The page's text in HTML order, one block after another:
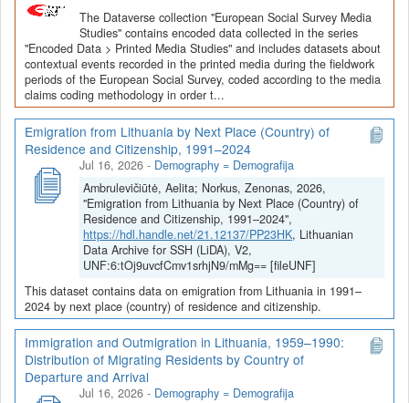
The Dataverse collection "European Social Survey Media
Studies" contains encoded data collected in the series
"Encoded Data > Printed Media Studies" and includes datasets about
contextual events recorded in the printed media during the fieldwork
periods of the European Social Survey, coded according to the media
claims coding methodology in order t...
Emigration from Lithuania by Next Place (Country) of
Residence and Citizenship, 1991–2024
Jul 16, 2026 - Demography = Demografija
Ambrulevičiūtė, Aelita; Norkus, Zenonas, 2026,
"Emigration from Lithuania by Next Place (Country) of
Residence and Citizenship, 1991–2024",
https://hdl.handle.net/21.12137/PP23HK, Lithuanian
Data Archive for SSH (LiDA), V2,
UNF:6:tOj9uvcfCmv1srhjN9/mMg== [fileUNF]
This dataset contains data on emigration from Lithuania in 1991–
2024 by next place (country) of residence and citizenship.
Immigration and Outmigration in Lithuania, 1959–1990:
Distribution of Migrating Residents by Country of
Departure and Arrival
Jul 16, 2026 - Demography = Demografija